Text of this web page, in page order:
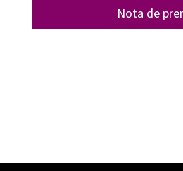
Nota de